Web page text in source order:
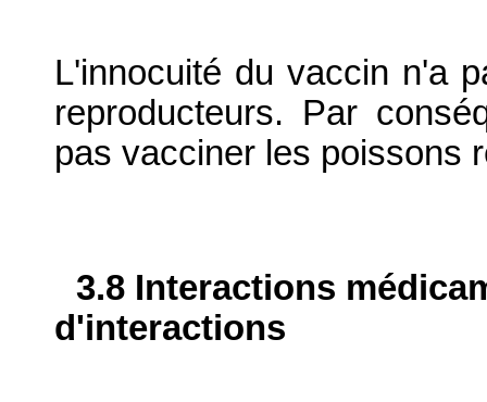
L'innocuité du vaccin n'a
reproducteurs. Par
pas vacciner les poissons
3.8 Interactions
d'interactions